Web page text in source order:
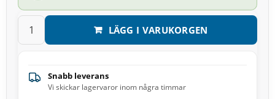
LÄGG I VARUKORGEN
Snabb leverans
Vi skickar lagervaror inom några timmar